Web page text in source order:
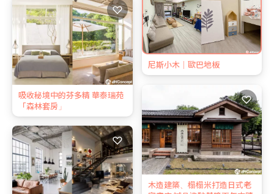
尼斯小木｜歐巴地板
木造建築、榻榻米打造日式老
♡
吸收秘境中的芬多精 華泰瑞苑
「森林套房」
♡
♡